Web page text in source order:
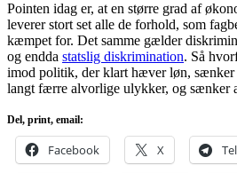
Pointen idag er, at en større grad af
leverer stort set alle de forhold, som
kæmpet for. Det samme gælder
og endda statslig diskrimination. Så
imod politik, der klart hæver løn, sænker
langt færre alvorlige ulykker, og sænker
Del, print, email:
Facebook X